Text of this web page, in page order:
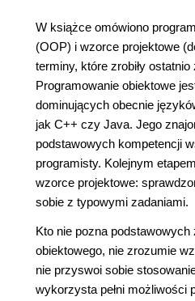
W książce omówiono
(OOP) i wzorce projektowe
terminy, które zrobiły
Programowanie obiektowe
dominujących obecnie
jak C++ czy Java. Jego
podstawowych kompetencji
programisty. Kolejnym
wzorce projektowe:
sobie z typowymi zadaniami.
Kto nie pozna
obiektowego, nie zrozumie
nie przyswoi sobie
wykorzysta pełni możliwości